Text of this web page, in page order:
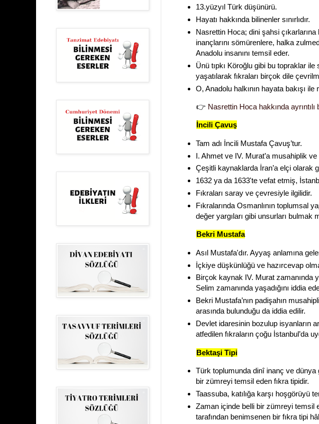
13.yüzyıl Türk düşünürü.
Hayatı hakkında bilinenler sınırlıdır.
Nasrettin Hoca; dini şahsi
inançlarını sömürenlere, halka
Anadolu insanını temsil eder.
Ünü tıpkı Köroğlu gibi bu topraklar ile
yaşatılarak fıkraları birçok dile
O, Anadolu halkının hayata bakışı
👉 Nasrettin Hoca hakkında ayrıntılı
İncili Çavuş
Tam adı İncili Mustafa Çavuş’tur.
I. Ahmet ve IV. Murat’a musahiplik ve
Çeşitli kaynaklarda İran’a elçi olarak
1632 ya da 1633'te vefat etmiş,
Fıkraları saray ve çevresiyle ilgilidir.
Fıkralarında Osmanlının toplumsal
değer yargıları gibi unsurları bulmak
Bekri Mustafa
Asıl Mustafa'dır. Ayyaş anlamına
İçkiye düşkünlüğü ve hazırcevap
Birçok kaynak IV. Murat zamanında
Selim zamanında yaşadığını iddia
Bekri Mustafa’nın padişahın
arasında bulunduğu da iddia edilir.
Devlet idaresinin bozulup isyanların
atfedilen fıkraların çoğu İstanbul’da
Bektaşi Tipi
Türk toplumunda dinî inanç ve dünya
bir zümreyi temsil eden fıkra tipidir.
Taassuba, katılığa karşı hoşgörüyü
Zaman içinde belli bir zümreyi temsil
tarafından benimsenen bir fıkra tipi